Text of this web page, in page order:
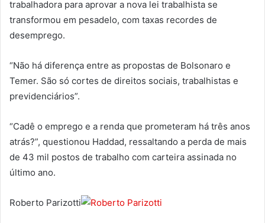
trabalhadora para aprovar a nova lei trabalhista se
transformou em pesadelo, com taxas recordes de
desemprego.
“Não há diferença entre as propostas de Bolsonaro e
Temer. São só cortes de direitos sociais, trabalhistas e
previdenciários”.
“Cadê o emprego e a renda que prometeram há três anos
atrás?”, questionou Haddad, ressaltando a perda de mais
de 43 mil postos de trabalho com carteira assinada no
último ano.
Roberto Parizotti